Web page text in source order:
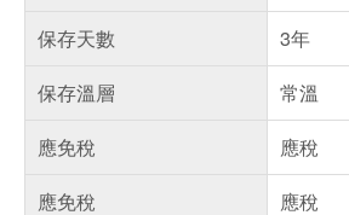
保存天數
3年
保存溫層
常溫
應免稅
應稅
應免稅
應稅